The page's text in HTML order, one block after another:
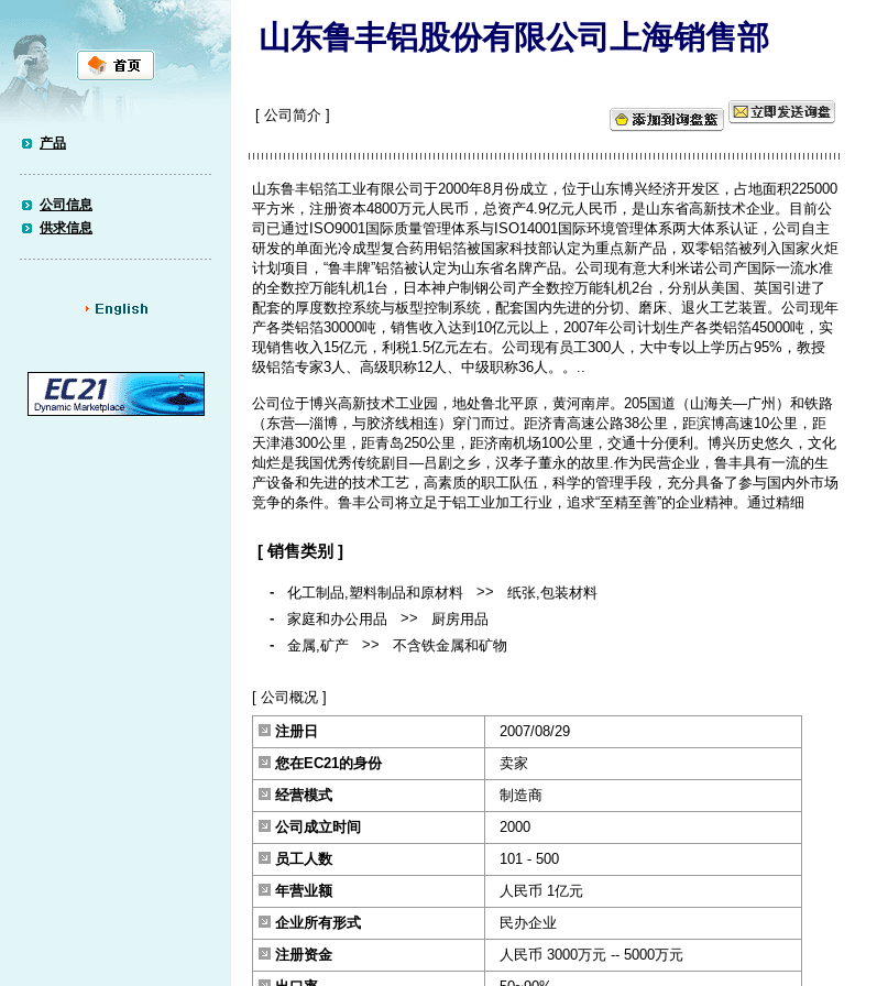
产品
公司信息
供求信息
山东鲁丰铝股份有限公司上海销售部
[ 公司简介 ]
山东鲁丰铝箔工业有限公司于2000年8月份成立，位于山东博兴经济开发区，占地面积225000
平方米，注册资本4800万元人民币，总资产4.9亿元人民币，是山东省高新技术企业。目前公
司已通过ISO9001国际质量管理体系与ISO14001国际环境管理体系两大体系认证，公司自主
研发的单面光冷成型复合药用铝箔被国家科技部认定为重点新产品，双零铝箔被列入国家火炬
计划项目，“鲁丰牌”铝箔被认定为山东省名牌产品。公司现有意大利米诺公司产国际一流水准
的全数控万能轧机1台，日本神户制钢公司产全数控万能轧机2台，分别从美国、英国引进了
配套的厚度数控系统与板型控制系统，配套国内先进的分切、磨床、退火工艺装置。公司现年
产各类铝箔30000吨，销售收入达到10亿元以上，2007年公司计划生产各类铝箔45000吨，实
现销售收入15亿元，利税1.5亿元左右。公司现有员工300人，大中专以上学历占95%，教授
级铝箔专家3人、高级职称12人、中级职称36人。。..
公司位于博兴高新技术工业园，地处鲁北平原，黄河南岸。205国道（山海关―广州）和铁路
（东营―淄博，与胶济线相连）穿门而过。距济青高速公路38公里，距滨博高速10公里，距
天津港300公里，距青岛250公里，距济南机场100公里，交通十分便利。博兴历史悠久，文化
灿烂是我国优秀传统剧目―吕剧之乡，汉孝子董永的故里.作为民营企业，鲁丰具有一流的生
产设备和先进的技术工艺，高素质的职工队伍，科学的管理手段，充分具备了参与国内外市场
竞争的条件。鲁丰公司将立足于铝工业加工行业，追求“至精至善”的企业精神。通过精细
[ 销售类别 ]
- 化工制品,塑料制品和原材料 >>
纸张,包装材料
-
家庭和办公用品 >>
厨房用品
-
金属,矿产 >> 不含铁金属和矿物
[ 公司概况 ]
注册日
2007/08/29
您在EC21的身份
卖家
经营模式
制造商
公司成立时间
2000
员工人数
101 - 500
年营业额
人民币 1亿元
企业所有形式
民办企业
注册资金
人民币 3000万元 -- 5000万元